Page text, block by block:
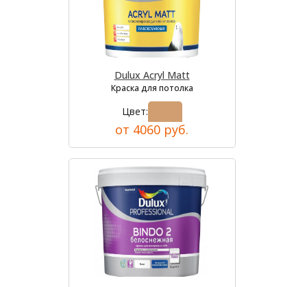
Dulux Acryl Matt
Краска для потолка
Цвет:
от 4060 руб.